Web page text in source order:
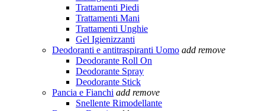
Trattamenti Piedi
Trattamenti Mani
Trattamenti Unghie
Gel Igienizzanti
Deodoranti e antitraspiranti Uomo add remove
Deodorante Roll On
Deodorante Spray
Deodorante Stick
Pancia e Fianchi add remove
Snellente Rimodellante